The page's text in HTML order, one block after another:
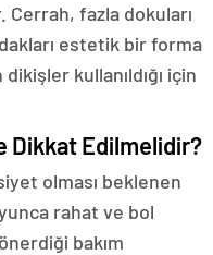
Cerrah, fazla dokuları
estetik bir forma
kullanıldığı için
Dikkat Edilmelidir?
olması beklenen
rahat ve bol
bakım